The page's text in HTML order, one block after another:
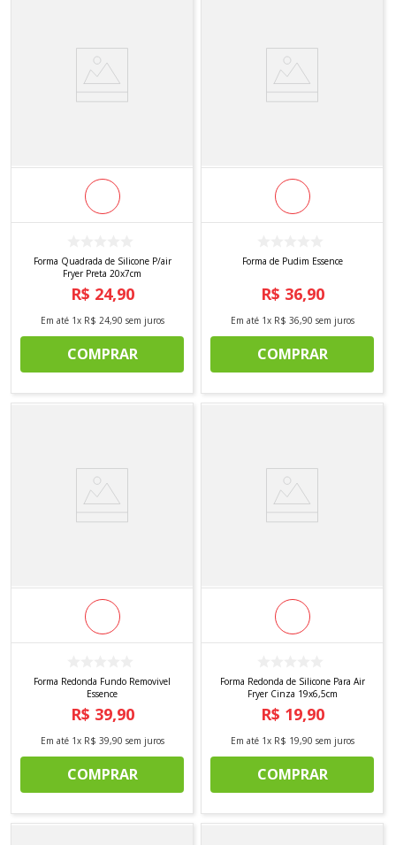
Forma Quadrada de Silicone P/air
Fryer Preta 20x7cm
R$ 24,90
Em até 1x R$ 24,90 sem juros
COMPRAR
Forma de Pudim Essence
R$ 36,90
Em até 1x R$ 36,90 sem juros
COMPRAR
Forma Redonda Fundo Removivel
Essence
R$ 39,90
Em até 1x R$ 39,90 sem juros
COMPRAR
Forma Redonda de Silicone Para Air
Fryer Cinza 19x6,5cm
R$ 19,90
Em até 1x R$ 19,90 sem juros
COMPRAR